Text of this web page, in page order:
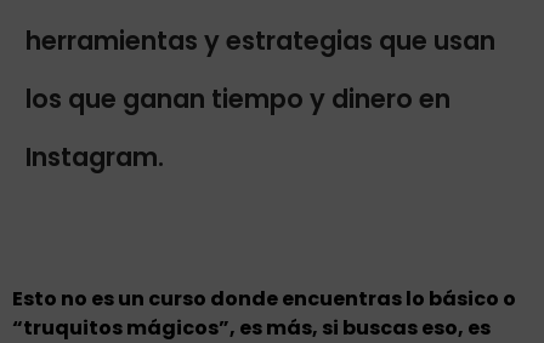
herramientas y estrategias que usan
los que ganan tiempo y dinero en
Instagram.
Esto no es un curso donde encuentras lo básico o
“truquitos mágicos”, es más, si buscas eso, es